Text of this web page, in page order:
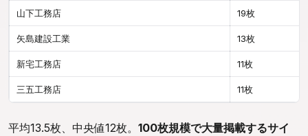
山下工務店 19枚
矢島建設工業 13枚
新宅工務店 11枚
三五工務店 11枚
平均13.5枚、中央値12枚。 100枚規模で大量掲載するサイ